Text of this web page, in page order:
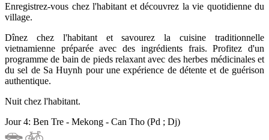
Enregistrez-vous chez l'habitant et découvrez la vie quotidienne du
village.
Dînez chez l'habitant et savourez la cuisine traditionnelle
vietnamienne préparée avec des ingrédients frais. Profitez d'un
programme de bain de pieds relaxant avec des herbes médicinales et
du sel de Sa Huynh pour une expérience de détente et de guérison
authentique.
Nuit chez l'habitant.
Jour 4: Ben Tre - Mekong - Can Tho (Pd ; Dj)